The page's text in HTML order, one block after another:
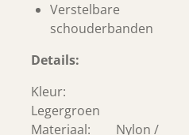
Verstelbare
schouderbanden
Details:
Kleur:
Legergroen
Materiaal: Nylon /